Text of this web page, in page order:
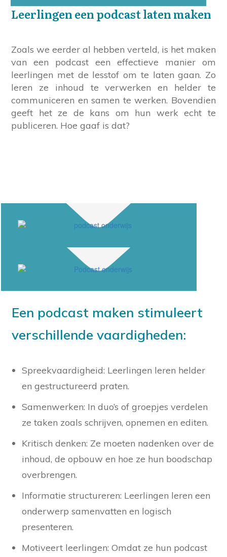
Leerlingen een podcast laten maken
Zoals we eerder al hebben verteld, is het maken
van een podcast een effectieve manier om
leerlingen met de lesstof om te laten gaan. Zo
leren ze inhoud te verwerken en helder te
communiceren en samen te werken. Bovendien
geeft het ze de kans om hun werk echt te
publiceren. Hoe gaaf is dat?
Een podcast maken stimuleert
verschillende vaardigheden:
Spreekvaardigheid: Leerlingen leren helder
en gestructureerd praten.
Samenwerken: In duo’s of groepjes verdelen
ze taken zoals schrijven, opnemen en editen.
Kritisch denken: Ze moeten nadenken over de
inhoud, de opbouw en hoe ze hun boodschap
overbrengen.
Informatie structureren: Leerlingen leren een
onderwerp samenvatten en logisch
presenteren.
Motiveert leerlingen: Omdat ze hun podcast